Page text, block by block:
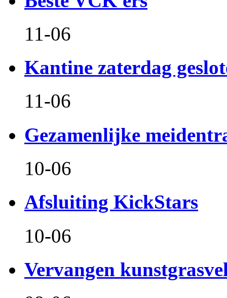
11-06
Kantine zaterdag
11-06
Gezamenlijke
10-06
Afsluiting KickStars
10-06
Vervangen